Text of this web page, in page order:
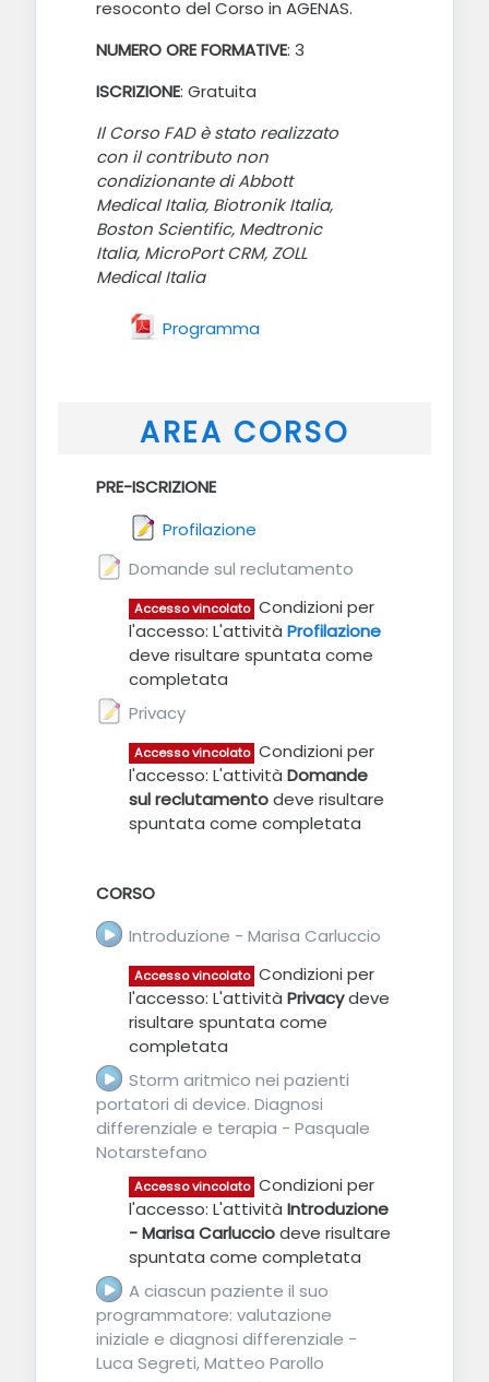
resoconto del Corso in AGENAS.
NUMERO ORE FORMATIVE: 3
ISCRIZIONE: Gratuita
Il Corso FAD è stato realizzato
con il contributo non
condizionante di Abbott
Medical Italia, Biotronik Italia,
Boston Scientific, Medtronic
Italia, MicroPort CRM, ZOLL
Medical Italia
Programma
File
AREA CORSO
PRE-ISCRIZIONE
ProfilazioneFeedback
Domande sul reclutamento
Accesso vincolato Condizioni per
l'accesso: L'attività Profilazione
deve risultare spuntata come
completata
Privacy
Accesso vincolato Condizioni per
l'accesso: L'attività Domande
sul reclutamentodeve risultare
spuntata come completata
CORSO
Introduzione - Marisa Carluccio
Accesso vincolato Condizioni per
l'accesso: L'attività Privacydeve
risultare spuntata come
completata
Storm aritmico nei pazienti
portatori di device. Diagnosi
differenziale e terapia - Pasquale
Notarstefano
Accesso vincolato Condizioni per
l'accesso: L'attività Introduzione
- Marisa Carlucciodeve risultare
spuntata come completata
A ciascun paziente il suo
programmatore: valutazione
iniziale e diagnosi differenziale -
Luca Segreti, Matteo Parollo